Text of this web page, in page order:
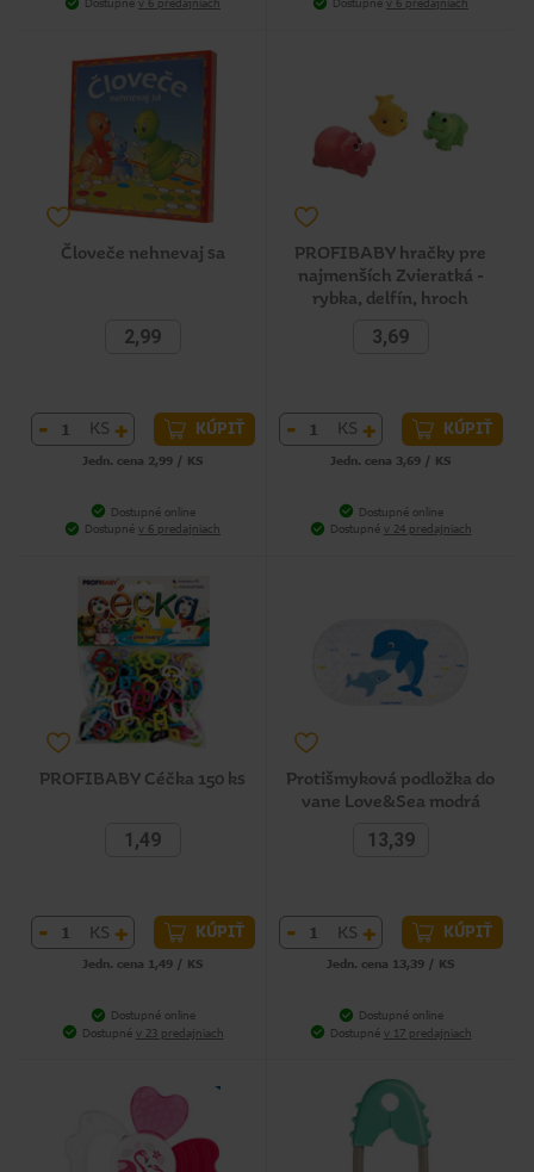
Človeče nehnevaj sa
2,99
- KS + KÚPIŤ
Jedn. cena 2,99 / KS
Dostupné online
Dostupné v 6 predajniach
PROFIBABY hračky pre
najmenších Zvieratká -
rybka, delfín, hroch
3,69
- KS + KÚPIŤ
Jedn. cena 3,69 / KS
Dostupné online
Dostupné v 24 predajniach
PROFIBABY Céčka 150 ks
1,49
- KS + KÚPIŤ
Jedn. cena 1,49 / KS
Dostupné online
Dostupné v 23 predajniach
Protišmyková podložka do
vane Love&Sea modrá
13,39
- KS + KÚPIŤ
Jedn. cena 13,39 / KS
Dostupné online
Dostupné v 17 predajniach